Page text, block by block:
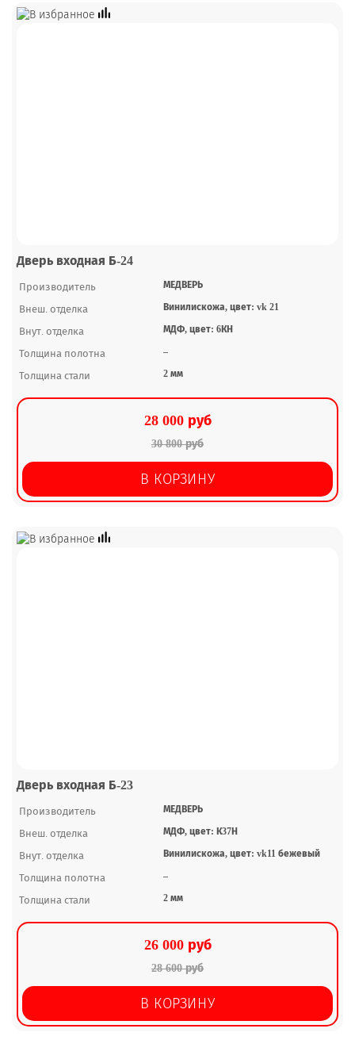
Дверь входная Б-24
Производитель МЕДВЕРЬ
Внеш. отделка Винилискожа, цвет: vk 21
Внут. отделка МДФ, цвет: 6КН
Толщина полотна –
Толщина стали 2 мм
28 000 руб
30 800 руб
В КОРЗИНУ
Дверь входная Б-23
Производитель МЕДВЕРЬ
Внеш. отделка МДФ, цвет: К37Н
Внут. отделка Винилискожа, цвет: vk11 бежевый
Толщина полотна –
Толщина стали 2 мм
26 000 руб
28 600 руб
В КОРЗИНУ